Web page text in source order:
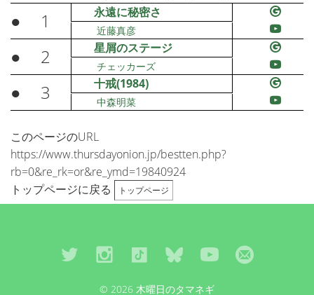
● 1 永遠に秘密さ
近藤真彦
● 2 星屑のステージ
チェッカーズ
● 3 十戒(1984)
中森明菜
このページのURL
https://www.thursdayonion.jp/bestten.php?
rb=0&re_rk=or&re_ymd=19840924
トップページに戻る
トップページ
© 2026 木曜日のタマネギ